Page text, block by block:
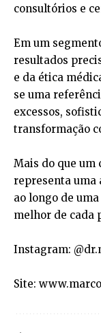
consultórios e
Em um
resultados
e da ética
se uma
excessos,
transformação
Mais do que um
representa uma
ao longo de
melhor de cada
Instagram:
Site: